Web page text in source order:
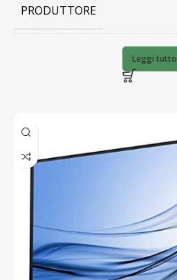
PRODUTTORE
Leggi tutto